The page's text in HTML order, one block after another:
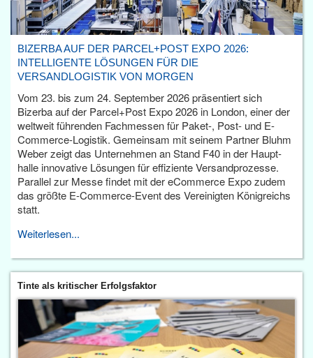
BIZERBA AUF DER PARCEL+POST EXPO 2026:
INTELLIGENTE LÖSUNGEN FÜR DIE
VERSANDLOGISTIK VON MORGEN
Vom 23. bis zum 24. September 2026 präsentiert sich
Bizerba auf der Parcel+Post Expo 2026 in London, einer der
weltweit führenden Fachmessen für Paket-, Post- und E-
Commerce-Logistik. Gemeinsam mit seinem Partner Bluhm
Weber zeigt das Unternehmen an Stand F40 in der Haupt­
halle innovative Lösungen für effiziente Versandprozesse.
Parallel zur Messe findet mit der eCommerce Expo zudem
das größte E-Commerce-Event des Vereinigten Königreichs
statt.
Weiterlesen...
Tinte als kritischer Erfolgsfaktor